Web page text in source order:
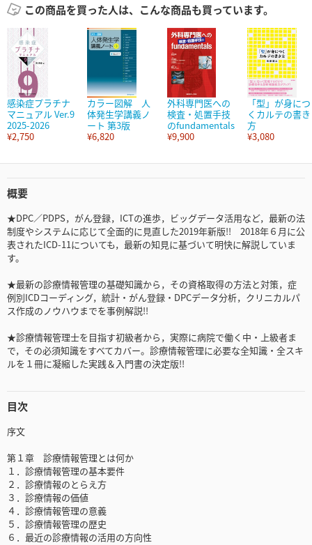
この商品を買った人は、こんな商品も買っています。
感染症プラチナ
マニュアル Ver.9
2025-2026
¥2,750
カラー図解 人
体発生学講義ノ
ート 第3版
¥6,820
外科専門医への
検査・処置手技
のfundamentals
¥9,900
「型」が身につ
くカルテの書き
方
¥3,080
概要
★DPC／PDPS，がん登録，ICTの進歩，ビッグデータ活用など，最新の法
制度やシステムに応じて全面的に見直した2019年新版!! 2018年６月に公
表されたICD-11についても，最新の知見に基づいて明快に解説していま
す。
★最新の診療情報管理の基礎知識から，その資格取得の方法と対策，症
例別ICDコーディング，統計・がん登録・DPCデータ分析，クリニカルパ
ス作成のノウハウまでを事例解説!!
★診療情報管理士を目指す初級者から，実際に病院で働く中・上級者ま
で，その必須知識をすべてカバー。診療情報管理に必要な全知識・全スキ
ルを１冊に凝縮した実践＆入門書の決定版!!
目次
序文
第１章 診療情報管理とは何か
１．診療情報管理の基本要件
２．診療情報のとらえ方
３．診療情報の価値
４．診療情報管理の意義
５．診療情報管理の歴史
６．最近の診療情報の活用の方向性